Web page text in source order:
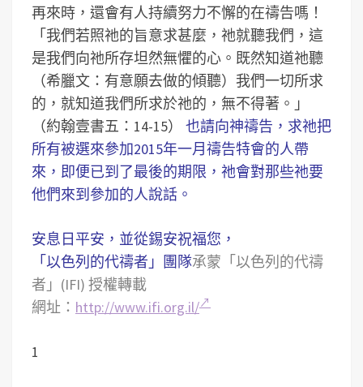
再來時，還會有人持續努力不懈的在禱告嗎！
「我們若照祂的旨意求甚麼，祂就聽我們，這
是我們向祂所存坦然無懼的心。既然知道祂聽
（希臘文：有意願去做的傾聽）我們一切所求
的，就知道我們所求於祂的，無不得著。」
（約翰壹書五：14-15）
也請向神禱告，求祂把
所有被選來參加2015年一月禱告特會的人帶
來，即便已到了最後的期限，祂會對那些祂要
他們來到參加的人說話。
安息日平安，並從錫安祝福您，
「以色列的代禱者」團隊承蒙「以色列的代禱
者」(IFI) 授權轉載
網址： http://www.ifi.org.il/
1